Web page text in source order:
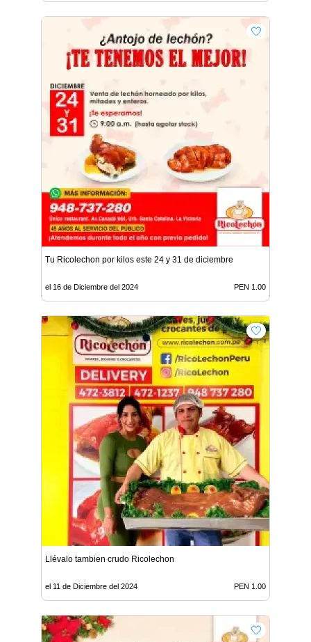
Tu Ricolechon por kilos este 24 y 31 de diciembre
el 16 de Diciembre del 2024 PEN 1.00
Llévalo tambien crudo Ricolechon
el 11 de Diciembre del 2024 PEN 1.00